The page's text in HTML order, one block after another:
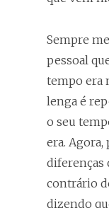
Sempre
pessoal
tempo era
lenga é
o seu
era.
diferenças
contrário
dizendo